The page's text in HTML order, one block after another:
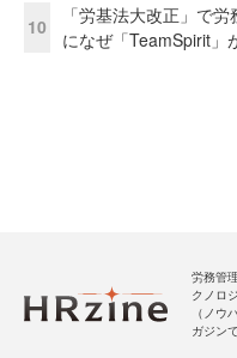
10
「労基法大改正」で
になぜ「TeamSpirit」
労務管
クノロ
（ノウ
ガジンで